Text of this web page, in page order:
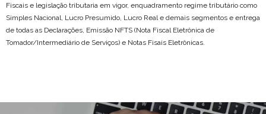
Fiscais e legislação tributaria em vigor, enquadramento regime tributário como
Simples Nacional, Lucro Presumido, Lucro Real e demais segmentos e entrega
de todas as Declarações, Emissão NFTS (Nota Fiscal Eletrônica de
Tomador/Intermediário de Serviços) e Notas Fisais Eletrônicas.